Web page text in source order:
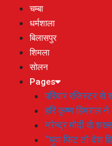
चम्बा
धर्मशाला
बिलासपुर
शिमला
सोलन
Pages
परिवार रजिस्टर से
हरि कृष्ण हिमराल
नरेन्द्र मोदी वो
“युवा फिट तो देश